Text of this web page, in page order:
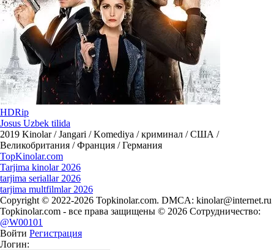
HDRip
Josus Uzbek tilida
2019 Kinolar / Jangari / Komediya / криминал / США /
Великобритания / Франция / Германия
TopKinolar.com
Tarjima kinolar 2026
tarjima seriallar 2026
tarjima multfilmlar 2026
Copyright © 2022-2026 Topkinolar.com. DMCA: kinolar@internet.ru
Topkinolar.com - все права защищены © 2026 Сотрудничество:
@W00101
Войти Регистрация
Логин: